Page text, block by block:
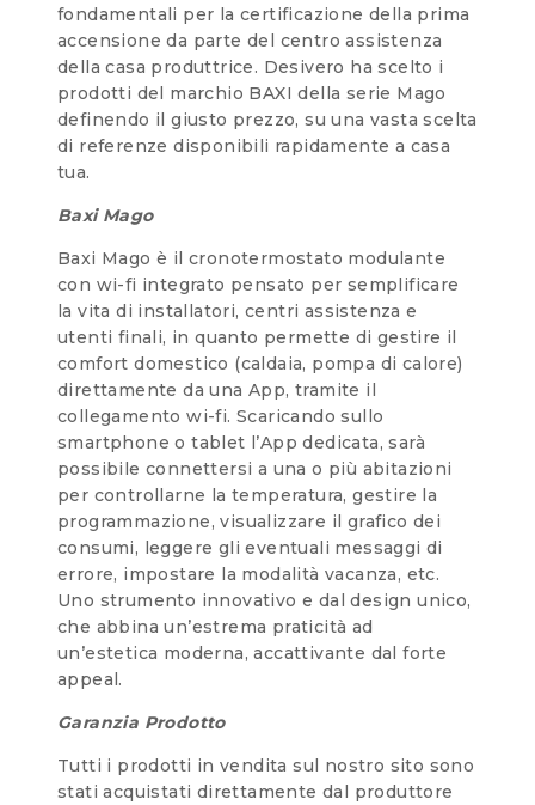
fondamentali per la certificazione della prima
accensione da parte del centro assistenza
della casa produttrice. Desivero ha scelto i
prodotti del marchio BAXI della serie Mago
definendo il giusto prezzo, su una vasta scelta
di referenze disponibili rapidamente a casa
tua.
Baxi Mago
Baxi Mago è il cronotermostato modulante
con wi-fi integrato pensato per semplificare
la vita di installatori, centri assistenza e
utenti finali, in quanto permette di gestire il
comfort domestico (caldaia, pompa di calore)
direttamente da una App, tramite il
collegamento wi-fi. Scaricando sullo
smartphone o tablet l’App dedicata, sarà
possibile connettersi a una o più abitazioni
per controllarne la temperatura, gestire la
programmazione, visualizzare il grafico dei
consumi, leggere gli eventuali messaggi di
errore, impostare la modalità vacanza, etc.
Uno strumento innovativo e dal design unico,
che abbina un’estrema praticità ad
un’estetica moderna, accattivante dal forte
appeal.
Garanzia Prodotto
Tutti i prodotti in vendita sul nostro sito sono
stati acquistati direttamente dal produttore